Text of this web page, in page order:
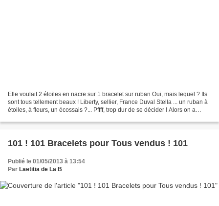
Elle voulait 2 étoiles en nacre sur 1 bracelet sur ruban Oui, mais lequel ? Ils
sont tous tellement beaux ! Liberty, sellier, France Duval Stella ... un ruban à
étoiles, à fleurs, un écossais ?... Pffff, trop dur de se décider ! Alors on a
101 ! 101 Bracelets pour Tous vendus ! 101
Publié le 01/05/2013 à 13:54
Par Laetitia de La B